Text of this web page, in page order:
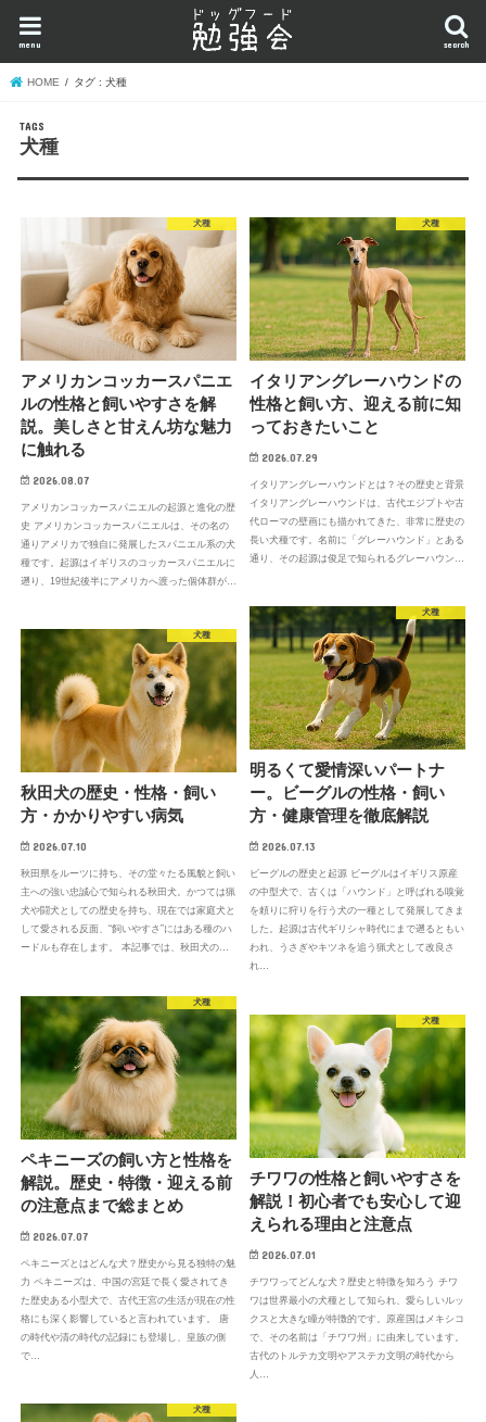
search
menu
HOME タグ : 犬種
犬種
犬種
アメリカンコッカースパニエ
ルの性格と飼いやすさを解
説。美しさと甘えん坊な魅力
に触れる
2026.08.07
アメリカンコッカースパニエルの起源と進化の歴
史 アメリカンコッカースパニエルは、その名の
通りアメリカで独自に発展したスパニエル系の犬
種です。起源はイギリスのコッカースパニエルに
遡り、19世紀後半にアメリカへ渡った個体群が…
犬種
イタリアングレーハウンドの
性格と飼い方、迎える前に知
っておきたいこと
2026.07.29
イタリアングレーハウンドとは？その歴史と背景
イタリアングレーハウンドは、古代エジプトや古
代ローマの壁画にも描かれてきた、非常に歴史の
長い犬種です。名前に「グレーハウンド」とある
通り、その起源は俊足で知られるグレーハウン…
犬種
明るくて愛情深いパートナ
ー。ビーグルの性格・飼い
方・健康管理を徹底解説
2026.07.13
ビーグルの歴史と起源 ビーグルはイギリス原産
の中型犬で、古くは「ハウンド」と呼ばれる嗅覚
を頼りに狩りを行う犬の一種として発展してきま
した。起源は古代ギリシャ時代にまで遡るともい
われ、うさぎやキツネを追う猟犬として改良さ
れ…
犬種
秋田犬の歴史・性格・飼い
方・かかりやすい病気
2026.07.10
秋田県をルーツに持ち、その堂々たる風貌と飼い
主への強い忠誠心で知られる秋田犬。かつては猟
犬や闘犬としての歴史を持ち、現在では家庭犬と
して愛される反面、“飼いやすさ”にはある種のハ
ードルも存在します。 本記事では、秋田犬の…
犬種
ペキニーズの飼い方と性格を
解説。歴史・特徴・迎える前
の注意点まで総まとめ
2026.07.07
ペキニーズとはどんな犬？歴史から見る独特の魅
力 ペキニーズは、中国の宮廷で長く愛されてき
た歴史ある小型犬で、古代王宮の生活が現在の性
格にも深く影響していると言われています。 唐
の時代や清の時代の記録にも登場し、皇族の側
で…
犬種
チワワの性格と飼いやすさを
解説！初心者でも安心して迎
えられる理由と注意点
2026.07.01
チワワってどんな犬？歴史と特徴を知ろう チワ
ワは世界最小の犬種として知られ、愛らしいルッ
クスと大きな瞳が特徴的です。原産国はメキシコ
で、その名前は「チワワ州」に由来しています。
古代のトルテカ文明やアステカ文明の時代から
人…
犬種